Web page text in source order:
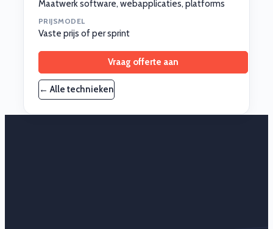
Maatwerk software, webapplicaties, platforms
PRIJSMODEL
Vaste prijs of per sprint
Vraag offerte aan
← Alle technieken